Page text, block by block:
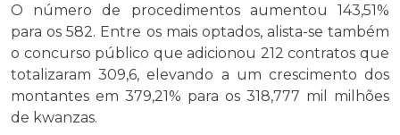
O número de procedimentos aumentou 143,51%
para os 582. Entre os mais optados, alista-se também
o concurso público que adicionou 212 contratos que
totalizaram 309,6, elevando a um crescimento dos
montantes em 379,21% para os 318,777 mil milhões
de kwanzas.